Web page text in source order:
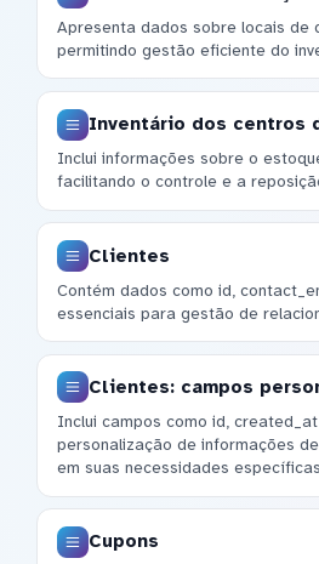
Apresenta dados sobre locais de
permitindo gestão eficiente do
Inventário dos centros
Inclui informações sobre o
facilitando o controle e a
Clientes
Contém dados como id,
essenciais para gestão de
Clientes: campos
Inclui campos como id,
personalização de informações
em suas necessidades
Cupons